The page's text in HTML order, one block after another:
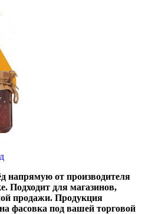
напрямую от производителя
Подходит для магазинов,
продажи. Продукция
фасовка под вашей торговой